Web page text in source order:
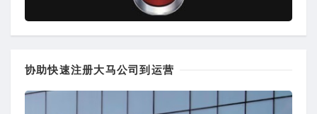
协助快速注册大马公司到运营